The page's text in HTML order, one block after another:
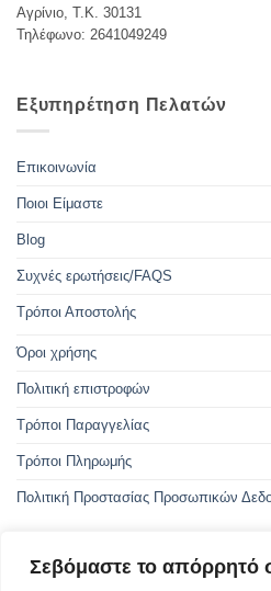
Σεβόμαστε το απόρρητό
Αγρίνιο, Τ.Κ. 30131
Τηλέφωνο: 2641049249
Εξυπηρέτηση Πελατών
Επικοινωνία
Ποιοι Είμαστε
Blog
Συχνές ερωτήσεις/FAQS
Τρόποι Αποστολής
Όροι χρήσης
Πολιτική επιστροφών
Τρόποι Παραγγελίας
Τρόποι Πληρωμής
Πολιτική Προστασίας Προσωπικών
Με την συγχρηματοδότηση της